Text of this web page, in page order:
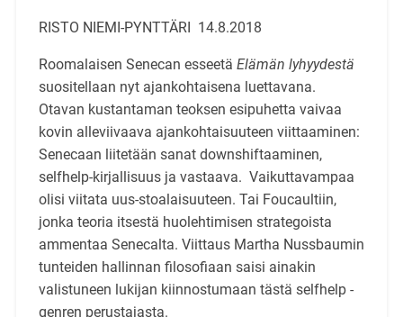
RISTO NIEMI-PYNTTÄRI 14.8.2018
Roomalaisen Senecan esseetä Elämän lyhyydestä
suositellaan nyt ajankohtaisena luettavana.
Otavan kustantaman teoksen esipuhetta vaivaa
kovin alleviivaava ajankohtaisuuteen viittaaminen:
Senecaan liitetään sanat downshiftaaminen,
selfhelp-kirjallisuus ja vastaava. Vaikuttavampaa
olisi viitata uus-stoalaisuuteen. Tai Foucaultiin,
jonka teoria itsestä huolehtimisen strategoista
ammentaa Senecalta. Viittaus Martha Nussbaumin
tunteiden hallinnan filosofiaan saisi ainakin
valistuneen lukijan kiinnostumaan tästä selfhelp -
genren perustajasta.